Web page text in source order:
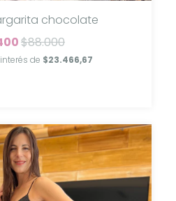
chocolate
$88.000
de $23.466,67